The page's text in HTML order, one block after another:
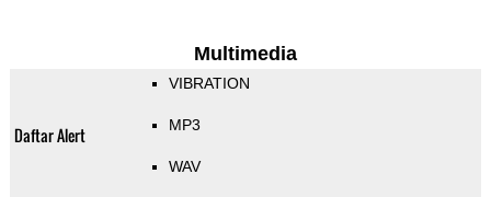
Multimedia
Daftar Alert
VIBRATION
MP3
WAV